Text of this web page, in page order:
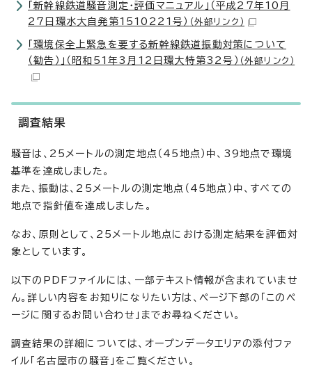
「新幹線鉄道騒音測定・評価マニュアル」（平成27年10月
27日環水大自発第1510221号） （外部リンク）
「環境保全上緊急を要する新幹線鉄道振動対策について
（勧告）」（昭和51年3月12日環大特第32号） （外部リンク）
調査結果
騒音は、25メートルの測定地点（45地点）中、39地点で環境
基準を達成しました。
また、振動は、25メートルの測定地点（45地点）中、すべての
地点で指針値を達成しました。
なお、原則として、25メートル地点における測定結果を評価対
象としています。
以下のPDFファイルには、一部テキスト情報が含まれていませ
ん。詳しい内容をお知りになりたい方は、ページ下部の「このペ
ージに関するお問い合わせ」までお尋ねください。
調査結果の詳細については、オープンデータエリアの添付ファ
イル「名古屋市の騒音」をご覧ください。